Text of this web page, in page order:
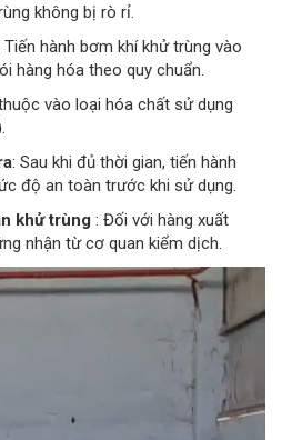
không bị rò rỉ.
Tiến hành bơm khí khử trùng vào
hàng hóa theo quy chuẩn.
vào loại hóa chất sử dụng
: Sau khi đủ thời gian, tiến hành
độ an toàn trước khi sử dụng.
khử trùng : Đối với hàng xuất
nhận từ cơ quan kiểm dịch.